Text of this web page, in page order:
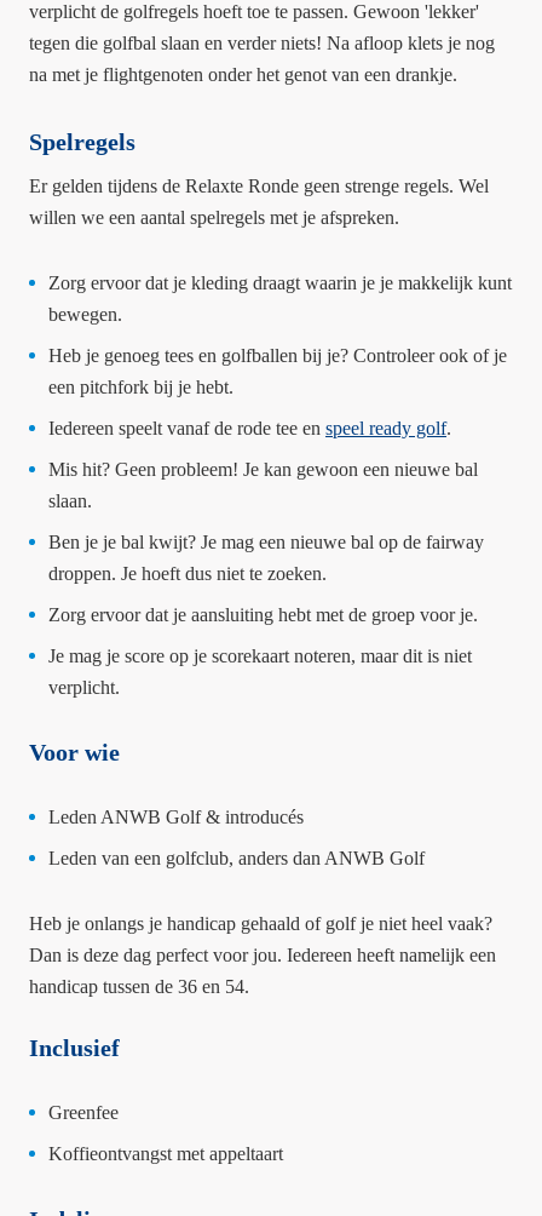
verplicht de golfregels hoeft toe te passen. Gewoon 'lekker'
tegen die golfbal slaan en verder niets! Na afloop klets je nog
na met je flightgenoten onder het genot van een drankje.
Spelregels
Er gelden tijdens de Relaxte Ronde geen strenge regels. Wel
willen we een aantal spelregels met je afspreken.
Zorg ervoor dat je kleding draagt waarin je je makkelijk kunt
bewegen.
Heb je genoeg tees en golfballen bij je? Controleer ook of je
een pitchfork bij je hebt.
Iedereen speelt vanaf de rode tee en speel ready golf.
Mis hit? Geen probleem! Je kan gewoon een nieuwe bal
slaan.
Ben je je bal kwijt? Je mag een nieuwe bal op de fairway
droppen. Je hoeft dus niet te zoeken.
Zorg ervoor dat je aansluiting hebt met de groep voor je.
Je mag je score op je scorekaart noteren, maar dit is niet
verplicht.
Voor wie
Leden ANWB Golf & introducés
Leden van een golfclub, anders dan ANWB Golf
Heb je onlangs je handicap gehaald of golf je niet heel vaak?
Dan is deze dag perfect voor jou. Iedereen heeft namelijk een
handicap tussen de 36 en 54.
Inclusief
Greenfee
Koffieontvangst met appeltaart